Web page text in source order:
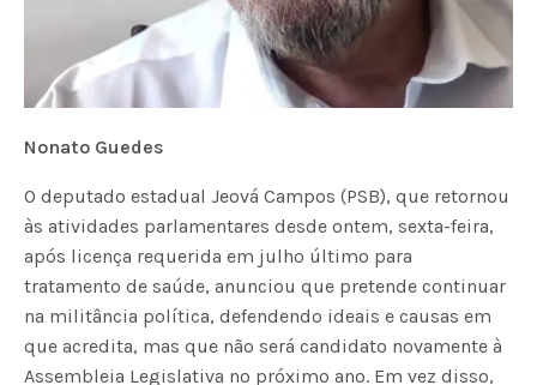
Nonato Guedes
O deputado estadual Jeová Campos (PSB), que retornou
às atividades parlamentares desde ontem, sexta-feira,
após licença requerida em julho último para
tratamento de saúde, anunciou que pretende continuar
na militância política, defendendo ideais e causas em
que acredita, mas que não será candidato novamente à
Assembleia Legislativa no próximo ano. Em vez disso,